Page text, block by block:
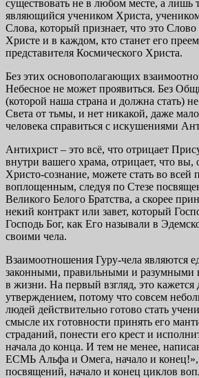
существовать не в любом месте, а лишь
являющийся учеником Христа,
Слова, который признает, что это
Христе и в каждом, кто станет его
представителя Космического Христа.
Без этих основополагающих
Небесное не может проявиться. Без
(которой наша страна и должна стать)
Света от тьмы, и нет никакой, даже
человека справиться с искушениями
Антихрист – это всё, что отрицает
внутри вашего храма, отрицает, что вы,
Христо-сознание, можете стать во всей
воплощенным, следуя по Стезе
Великого Белого Братства, а скорее
некий контракт или завет, который
Господь Бог, как Его называли в
своими чела.
Взаимоотношения Гуру-чела являются
законными, правильными и разумными
в жизни. На первый взгляд, это
утверждением, потому что совсем
людей действительно готово стать
смысле их готовности принять его
страданий, понести его крест и
начала до конца. И тем не менее,
ЕСМЬ Альфа и Омега, начало и конец!»,
посвящений, начало и конец циклов